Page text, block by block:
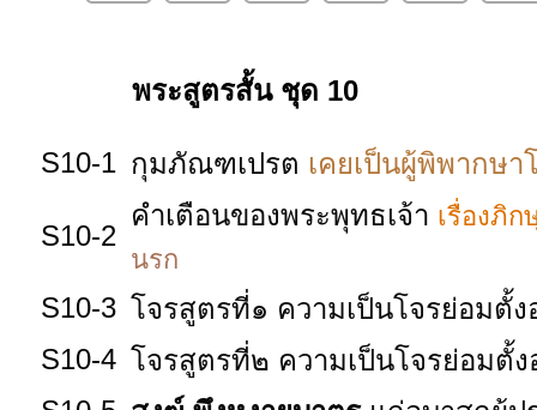
พระสูตรสั้น ชุด 10
S10-1 กุมภัณฑเปรต เคยเป็นผู้พิพากษา
S10-2
คำเตือนของพระพุทธเจ้า เรื่องภิ
นรก
S10-3 โจรสูตรที่๑ ความเป็นโจรย่อมตั้
S10-4 โจรสูตรที่๒ ความเป็นโจรย่อมตั้